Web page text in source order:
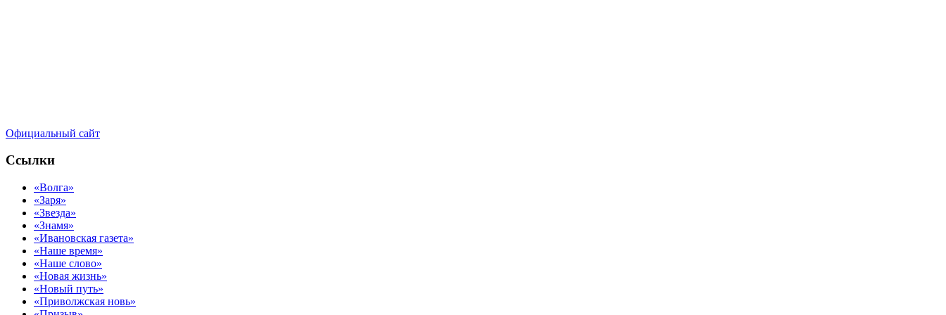
Официальный сайт
Ссылки
«Волга»
«Заря»
«Звезда»
«Знамя»
«Ивановская газета»
«Наше время»
«Наше слово»
«Новая жизнь»
«Новый путь»
«Приволжская новь»